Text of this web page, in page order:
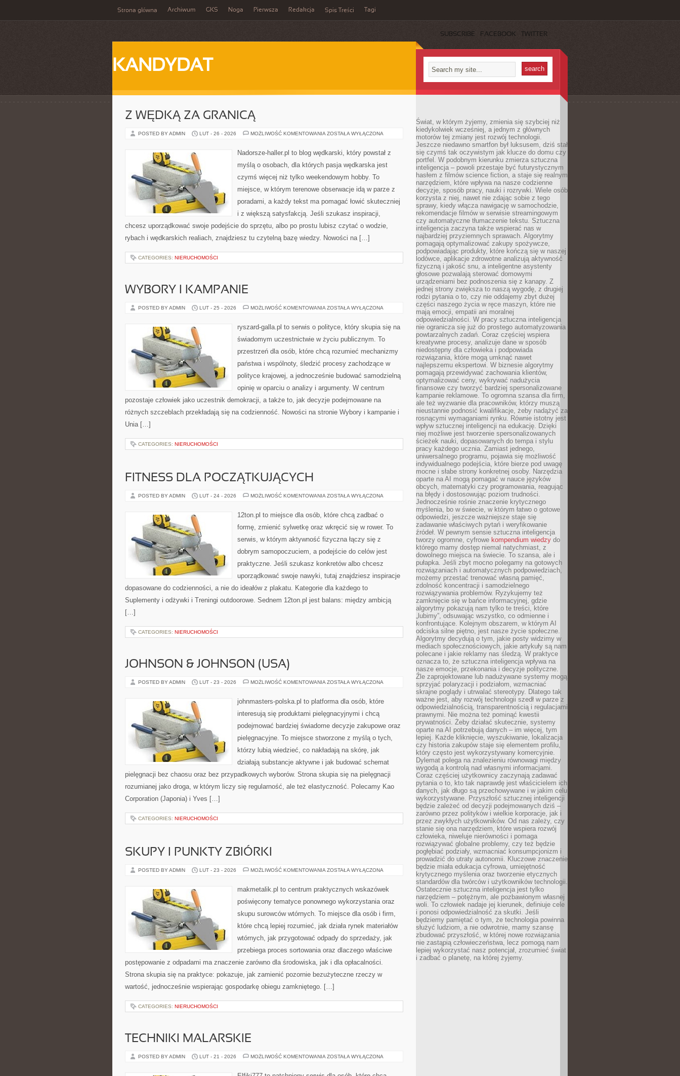
Strona główna Archiwum GKS Noga Pierwsza Redakcja Spis Treści Tagi
SUBSCRIBE FACEBOOK TWITTER
KANDYDAT
Z WĘDKĄ ZA GRANICĄ
POSTED BY ADMIN LUT - 26 - 2026 MOŻLIWOŚĆ KOMENTOWANIA Z
GRANICĄ
ZOSTAŁA WYŁĄCZONA
Nadorsze-haller.pl to blog wędkarski, który powstał z
myślą o osobach, dla których pasja wędkarska jest
czymś więcej niż tylko weekendowym hobby. To
miejsce, w którym terenowe obserwacje idą w parze z
poradami, a każdy tekst ma pomagać łowić skuteczniej
i z większą satysfakcją. Jeśli szukasz inspiracji,
chcesz uporządkować swoje podejście do sprzętu, albo po prostu lubisz czytać o wodzie,
rybach i wędkarskich realiach, znajdziesz tu czytelną bazę wiedzy. Nowości na […]
CATEGORIES: NIERUCHOMOŚCI
WYBORY I KAMPANIE
POSTED BY ADMIN LUT - 25 - 2026 MOŻLIWOŚĆ KOMENTOWANIA WYBORY
ZOSTAŁA WYŁĄCZONA
ryszard-galla.pl to serwis o polityce, który skupia się na
świadomym uczestnictwie w życiu publicznym. To
przestrzeń dla osób, które chcą rozumieć mechanizmy
państwa i wspólnoty, śledzić procesy zachodzące w
polityce krajowej, a jednocześnie budować samodzielną
opinię w oparciu o analizy i argumenty. W centrum
pozostaje człowiek jako uczestnik demokracji, a także to, jak decyzje podejmowane na
różnych szczeblach przekładają się na codzienność. Nowości na stronie Wybory i kampanie i
Unia […]
CATEGORIES: NIERUCHOMOŚCI
FITNESS DLA POCZĄTKUJĄCYCH
POSTED BY ADMIN LUT - 24 - 2026 MOŻLIWOŚĆ KOMENTOWANIA FITNESS
ZOSTAŁA WYŁĄCZONA
12ton.pl to miejsce dla osób, które chcą zadbać o
formę, zmienić sylwetkę oraz wkręcić się w rower. To
serwis, w którym aktywność fizyczna łączy się z
dobrym samopoczuciem, a podejście do celów jest
praktyczne. Jeśli szukasz konkretów albo chcesz
uporządkować swoje nawyki, tutaj znajdziesz inspiracje
dopasowane do codzienności, a nie do ideałów z plakatu. Kategorie dla każdego to
Suplementy i odżywki i Treningi outdoorowe. Sednem 12ton.pl jest balans: między ambicją
[…]
CATEGORIES: NIERUCHOMOŚCI
JOHNSON & JOHNSON (USA)
POSTED BY ADMIN LUT - 23 - 2026 MOŻLIWOŚĆ KOMENTOWANIA JOHNSON
ZOSTAŁA WYŁĄCZONA
johnmasters-polska.pl to platforma dla osób, które
interesują się produktami pielęgnacyjnymi i chcą
podejmować bardziej świadome decyzje zakupowe oraz
pielęgnacyjne. To miejsce stworzone z myślą o tych,
którzy lubią wiedzieć, co nakładają na skórę, jak
działają substancje aktywne i jak budować schemat
pielęgnacji bez chaosu oraz bez przypadkowych wyborów. Strona skupia się na pielęgnacji
rozumianej jako droga, w którym liczy się regularność, ale też elastyczność. Polecamy Kao
Corporation (Japonia) i Yves […]
CATEGORIES: NIERUCHOMOŚCI
SKUPY I PUNKTY ZBIÓRKI
POSTED BY ADMIN LUT - 23 - 2026 MOŻLIWOŚĆ KOMENTOWANIA SKUPY
ZBIÓRKI
ZOSTAŁA WYŁĄCZONA
makmetalik.pl to centrum praktycznych wskazówek
poświęcony tematyce ponownego wykorzystania oraz
skupu surowców wtórnych. To miejsce dla osób i firm,
które chcą lepiej rozumieć, jak działa rynek materiałów
wtórnych, jak przygotować odpady do sprzedaży, jak
przebiega proces sortowania oraz dlaczego właściwe
postępowanie z odpadami ma znaczenie zarówno dla środowiska, jak i dla opłacalności.
Strona skupia się na praktyce: pokazuje, jak zamienić pozornie bezużyteczne rzeczy w
wartość, jednocześnie wspierając gospodarkę obiegu zamkniętego. […]
CATEGORIES: NIERUCHOMOŚCI
TECHNIKI MALARSKIE
POSTED BY ADMIN LUT - 21 - 2026 MOŻLIWOŚĆ KOMENTOWANIA TECHNIKI
ZOSTAŁA WYŁĄCZONA
Świat, w którym żyjemy, zmienia się szybciej niż
kiedykolwiek wcześniej, a jednym z głównych
motorów tej zmiany jest rozwój technologii.
Jeszcze niedawno smartfon był luksusem, dziś stał
się czymś tak oczywistym jak klucze do domu czy
portfel. W podobnym kierunku zmierza sztuczna
inteligencja – powoli przestaje być futurystycznym
hasłem z filmów science fiction, a staje się realnym
narzędziem, które wpływa na nasze codzienne
decyzje, sposób pracy, nauki i rozrywki. Wiele osób
korzysta z niej, nawet nie zdając sobie z tego
sprawy, kiedy włącza nawigację w samochodzie,
rekomendacje filmów w serwisie streamingowym
czy automatyczne tłumaczenie tekstu. Sztuczna
inteligencja zaczyna także wspierać nas w
najbardziej przyziemnych sprawach. Algorytmy
pomagają optymalizować zakupy spożywcze,
podpowiadając produkty, które kończą się w naszej
lodówce, aplikacje zdrowotne analizują aktywność
fizyczną i jakość snu, a inteligentne asystenty
głosowe pozwalają sterować domowymi
urządzeniami bez podnoszenia się z kanapy. Z
jednej strony zwiększa to naszą wygodę, z drugiej
rodzi pytania o to, czy nie oddajemy zbyt dużej
części naszego życia w ręce maszyn, które nie
mają emocji, empatii ani moralnej
odpowiedzialności. W pracy sztuczna inteligencja
nie ogranicza się już do prostego automatyzowania
powtarzalnych zadań. Coraz częściej wspiera
kreatywne procesy, analizuje dane w sposób
niedostępny dla człowieka i podpowiada
rozwiązania, które mogą umknąć nawet
najlepszemu ekspertowi. W biznesie algorytmy
pomagają przewidywać zachowania klientów,
optymalizować ceny, wykrywać nadużycia
finansowe czy tworzyć bardziej spersonalizowane
kampanie reklamowe. To ogromna szansa dla firm,
ale też wyzwanie dla pracowników, którzy muszą
nieustannie podnosić kwalifikacje, żeby nadążyć za
rosnącymi wymaganiami rynku. Równie istotny jest
wpływ sztucznej inteligencji na edukację. Dzięki
niej możliwe jest tworzenie spersonalizowanych
ścieżek nauki, dopasowanych do tempa i stylu
pracy każdego ucznia. Zamiast jednego,
uniwersalnego programu, pojawia się możliwość
indywidualnego podejścia, które bierze pod uwagę
mocne i słabe strony konkretnej osoby. Narzędzia
oparte na AI mogą pomagać w nauce języków
obcych, matematyki czy programowania, reagując
na błędy i dostosowując poziom trudności.
Jednocześnie rośnie znaczenie krytycznego
myślenia, bo w świecie, w którym łatwo o gotowe
odpowiedzi, jeszcze ważniejsze staje się
zadawanie właściwych pytań i weryfikowanie
źródeł. W pewnym sensie sztuczna inteligencja
tworzy ogromne, cyfrowe kompendium wiedzy do
którego mamy dostęp niemal natychmiast, z
dowolnego miejsca na świecie. To szansa, ale i
pułapka. Jeśli zbyt mocno polegamy na gotowych
rozwiązaniach i automatycznych podpowiedziach,
możemy przestać trenować własną pamięć,
zdolność koncentracji i samodzielnego
rozwiązywania problemów. Ryzykujemy też
zamknięcie się w bańce informacyjnej, gdzie
algorytmy pokazują nam tylko te treści, które
„lubimy”, odsuwając wszystko, co odmienne i
konfrontujące. Kolejnym obszarem, w którym AI
odciska silne piętno, jest nasze życie społeczne.
Algorytmy decydują o tym, jakie posty widzimy w
mediach społecznościowych, jakie artykuły są nam
polecane i jakie reklamy nas śledzą. W praktyce
oznacza to, że sztuczna inteligencja wpływa na
nasze emocje, przekonania i decyzje polityczne.
Źle zaprojektowane lub nadużywane systemy mogą
sprzyjać polaryzacji i podziałom, wzmacniać
skrajne poglądy i utrwalać stereotypy. Dlatego tak
ważne jest, aby rozwój technologii szedł w parze z
odpowiedzialnością, transparentnością i regulacjami
prawnymi. Nie można też pominąć kwestii
prywatności. Żeby działać skutecznie, systemy
oparte na AI potrzebują danych – im więcej, tym
lepiej. Każde kliknięcie, wyszukiwanie, lokalizacja
czy historia zakupów staje się elementem profilu,
który często jest wykorzystywany komercyjnie.
Dylemat polega na znalezieniu równowagi między
wygodą a kontrolą nad własnymi informacjami.
Coraz częściej użytkownicy zaczynają zadawać
pytania o to, kto tak naprawdę jest właścicielem ich
danych, jak długo są przechowywane i w jakim celu
wykorzystywane. Przyszłość sztucznej inteligencji
będzie zależeć od decyzji podejmowanych dziś –
zarówno przez polityków i wielkie korporacje, jak i
przez zwykłych użytkowników. Od nas zależy, czy
stanie się ona narzędziem, które wspiera rozwój
człowieka, niweluje nierówności i pomaga
rozwiązywać globalne problemy, czy też będzie
pogłębiać podziały, wzmacniać konsumpcjonizm i
prowadzić do utraty autonomii. Kluczowe znaczenie
będzie miała edukacja cyfrowa, umiejętność
krytycznego myślenia oraz tworzenie etycznych
standardów dla twórców i użytkowników technologii.
Ostatecznie sztuczna inteligencja jest tylko
narzędziem – potężnym, ale pozbawionym własnej
woli. To człowiek nadaje jej kierunek, definiuje cele
i ponosi odpowiedzialność za skutki. Jeśli
będziemy pamiętać o tym, że technologia powinna
służyć ludziom, a nie odwrotnie, mamy szansę
zbudować przyszłość, w której nowe rozwiązania
nie zastąpią człowieczeństwa, lecz pomogą nam
lepiej wykorzystać nasz potencjał, zrozumieć świat
i zadbać o planetę, na której żyjemy.